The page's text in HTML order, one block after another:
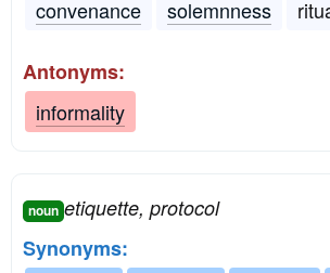
convenance
solemnness
Antonyms:
informality
noun etiquette, protocol
Synonyms: